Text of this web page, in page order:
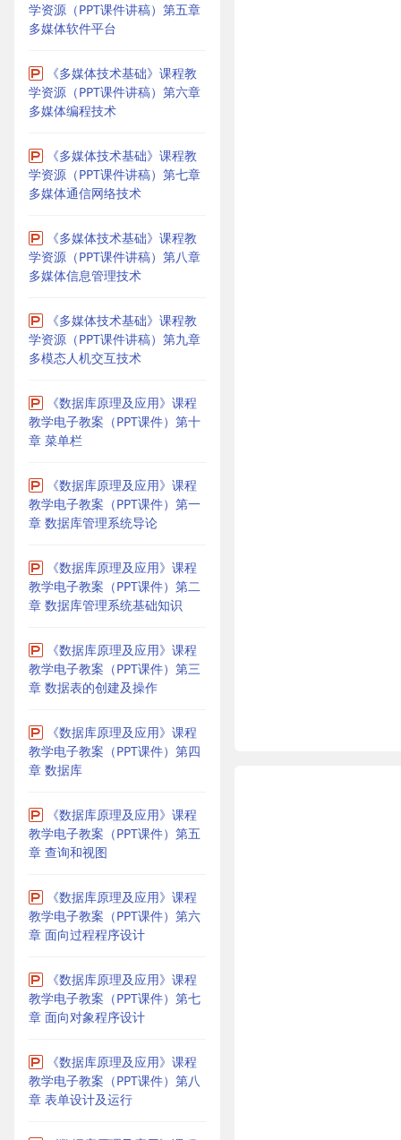
学资源（PPT课件讲稿）第五章
多媒体软件平台
《多媒体技术基础》课程教
学资源（PPT课件讲稿）第六章
多媒体编程技术
《多媒体技术基础》课程教
学资源（PPT课件讲稿）第七章
多媒体通信网络技术
《多媒体技术基础》课程教
学资源（PPT课件讲稿）第八章
多媒体信息管理技术
《多媒体技术基础》课程教
学资源（PPT课件讲稿）第九章
多模态人机交互技术
《数据库原理及应用》课程
教学电子教案（PPT课件）第十
章 菜单栏
《数据库原理及应用》课程
教学电子教案（PPT课件）第一
章 数据库管理系统导论
《数据库原理及应用》课程
教学电子教案（PPT课件）第二
章 数据库管理系统基础知识
《数据库原理及应用》课程
教学电子教案（PPT课件）第三
章 数据表的创建及操作
《数据库原理及应用》课程
教学电子教案（PPT课件）第四
章 数据库
《数据库原理及应用》课程
教学电子教案（PPT课件）第五
章 查询和视图
《数据库原理及应用》课程
教学电子教案（PPT课件）第六
章 面向过程程序设计
《数据库原理及应用》课程
教学电子教案（PPT课件）第七
章 面向对象程序设计
《数据库原理及应用》课程
教学电子教案（PPT课件）第八
章 表单设计及运行